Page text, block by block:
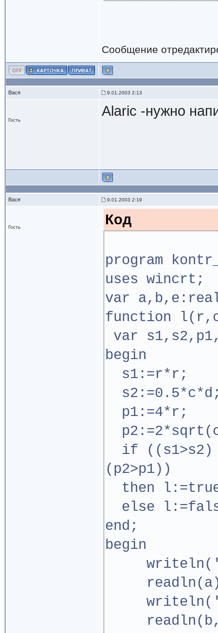
Сообщение
Вася 9.01.2003 2:13
Гость
Alaric -нужно
Вася 9.01.2003 2:19
Гость Код
program
uses wincrt;
var
function
var
begin
s1:=r*r;
p1:=4*r;
if ((s1>s2)
(p2>p1))
then
else
end;
begin